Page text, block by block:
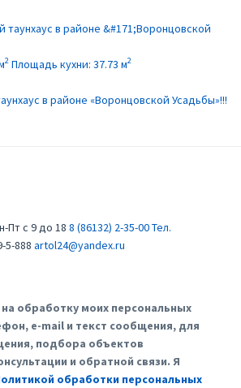
2 Площадь кухни: 37.73 м2
в районе «Воронцовской Усадьбы»!!!
Пт с 9 до 18 8 (86132) 2-35-00Тел.
5-888 artol24@yandex.ru
обработку моих персональных
e-mail и текст сообщения, для
подбора объектов
и обратной связи. Я
обработки персональных